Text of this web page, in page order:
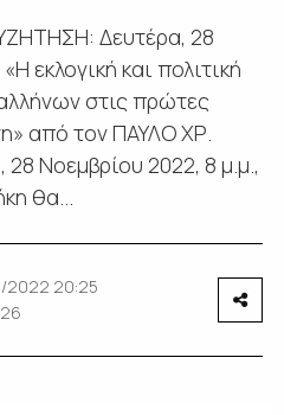
Δευτέρα, 28
εκλογική και πολιτική
στις πρώτες
από τον ΠΑΥΛΟ ΧΡ.
Νοεμβρίου 2022, 8 μ.μ.,
θα...
2022 20:25